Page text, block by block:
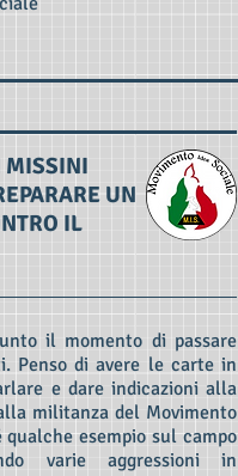
MISSINI
UN
IL
il momento di passare
Penso di avere le carte in
e dare indicazioni alla
militanza del Movimento
qualche esempio sul campo
varie aggressioni in